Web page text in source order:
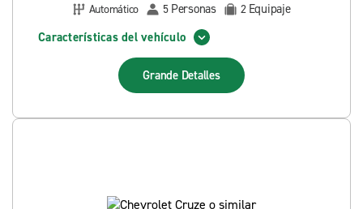
Automático
5 Personas 2 Equipaje
Características del vehículo
Grande Detalles